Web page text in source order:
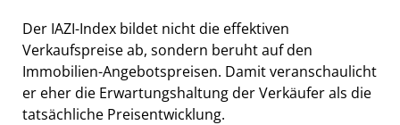
Der IAZI-Index bildet nicht die effektiven
Verkaufspreise ab, sondern beruht auf den
Immobilien-Angebotspreisen. Damit veranschaulicht
er eher die Erwartungshaltung der Verkäufer als die
tatsächliche Preisentwicklung.